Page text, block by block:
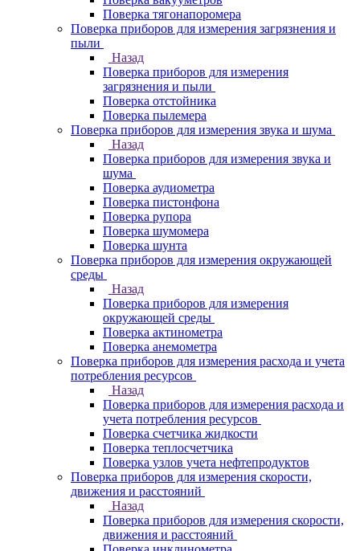
Поверка тягонапоромера
Поверка приборов для измерения загрязнения и
пыли
Назад
Поверка приборов для измерения
загрязнения и пыли
Поверка отстойника
Поверка пылемера
Поверка приборов для измерения звука и шума
Назад
Поверка приборов для измерения звука и
шума
Поверка аудиометра
Поверка пистонфона
Поверка рупора
Поверка шумомера
Поверка шунта
Поверка приборов для измерения окружающей
среды
Назад
Поверка приборов для измерения
окружающей среды
Поверка актинометра
Поверка анемометра
Поверка приборов для измерения расхода и учета
потребления ресурсов
Назад
Поверка приборов для измерения расхода и
учета потребления ресурсов
Поверка счетчика жидкости
Поверка теплосчетчика
Поверка узлов учета нефтепродуктов
Поверка приборов для измерения скорости,
движения и расстояний
Назад
Поверка приборов для измерения скорости,
движения и расстояний